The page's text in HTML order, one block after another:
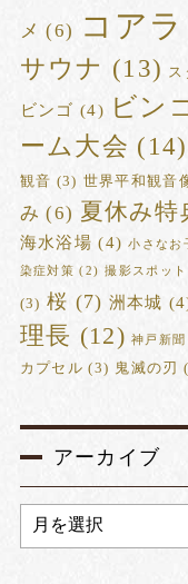
メ (6) コアラ
サウナ (13) ス
ビンゴ (4) ビン
ーム大会 (14)
観音 (3) 世界平和観音
み (6) 夏休み特
海水浴場 (4) 小さなお
染症対策 (2) 撮影スポット
(3) 桜 (7) 洲本城
理長 (12) 神戸新聞
カプセル (3) 鬼滅の刃
アーカイブ